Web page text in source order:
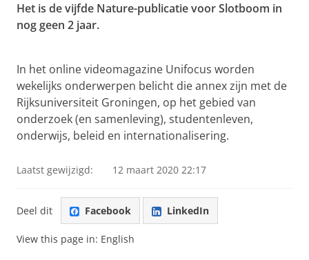
Het is de vijfde Nature-publicatie voor Slotboom in
nog geen 2 jaar.
In het online videomagazine Unifocus worden
wekelijks onderwerpen belicht die annex zijn met de
Rijksuniversiteit Groningen, op het gebied van
onderzoek (en samenleving), studentenleven,
onderwijs, beleid en internationalisering.
Laatst gewijzigd: 12 maart 2020 22:17
Deel dit Facebook LinkedIn
View this page in: English